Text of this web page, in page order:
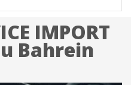
IMPORT
Bahrein